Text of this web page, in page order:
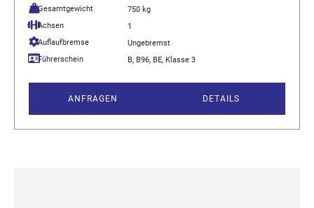
Gesamtgewicht
750 kg
Achsen
1
Auflaufbremse
Ungebremst
Führerschein
B, B96, BE, Klasse 3
ANFRAGEN DETAILS